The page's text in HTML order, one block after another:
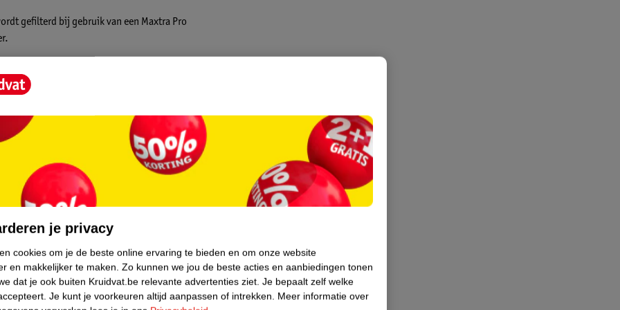
gefilterd bij gebruik van een Maxtra Pro
actieve kool en ionenwisselaar.
die in het water aanwezig kunnen
en is vaatwasmachinebestendig
te vervangen voor optimale
je privacy
cookies om je de beste online ervaring te bieden en om onze website
en makkelijker te maken. Zo kunnen we jou de beste acties en aanbiedingen tonen
dat je ook buiten Kruidvat.be relevante advertenties ziet. Je bepaalt zelf welke
Je kunt je voorkeuren altijd aanpassen of intrekken. Meer informatie over